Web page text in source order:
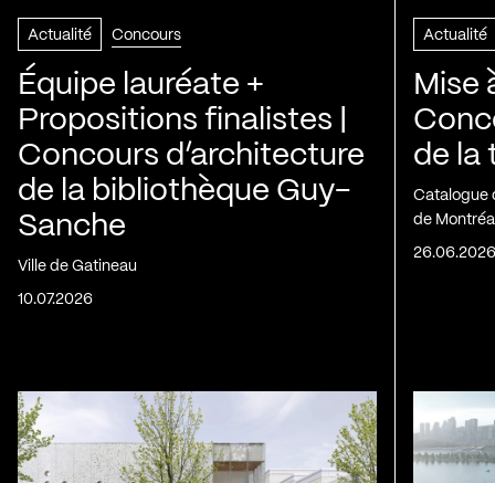
Actualité Concours
Équipe lauréate +
Propositions finalistes |
Concours d’architecture
de la bibliothèque Guy-
Sanche
Ville de Gatineau
10.07.2026
Actualité
Mise
de la
Catalogue
de